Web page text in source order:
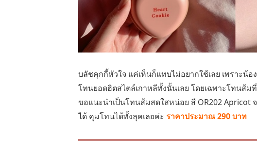
บลัชคุกกี้หัวใจ แค่เห็นก็แทบไม่อยากใช้เลย เพราะน้
โทนยอดฮิตสไตล์เกาหลีทั้งนั้นเลย โดยเฉพาะโทนส้ม
ขอแนะนำเป็นโทนส้มสดใสหน่อย สี OR202 Apricot
ได้ คุมโทนได้ทั้งลุคเลยค่ะ ราคาประมาณ 290 บาท